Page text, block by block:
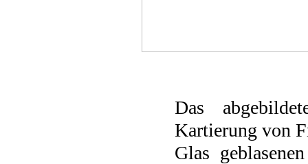
Das
Kartierung von
Glas